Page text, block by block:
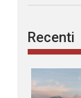
Recenti